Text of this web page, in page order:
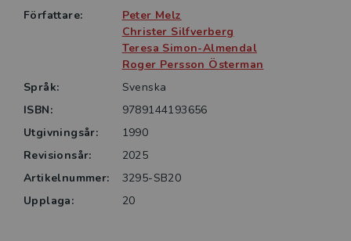
I böckerna beaktas publicerat material till och med
den 15 november 2024.
Författare:
Peter Melz
Christer Silfverberg
Teresa Simon-Almendal
Roger Persson Österman
Språk:
Svenska
ISBN:
9789144193656
Utgivningsår:
1990
Revisionsår:
2025
Artikelnummer:
3295-SB20
Upplaga:
20